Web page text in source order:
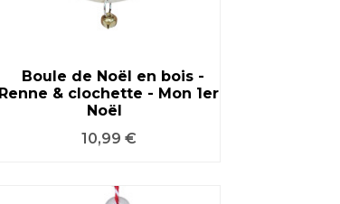
Boule de Noël en bois -
Renne & clochette - Mon 1er
Noël
Prix
10,99 €
VOIR LE PRODUIT